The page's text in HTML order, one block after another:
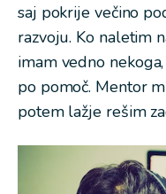
saj pokrije večino
razvoju. Ko naletim
imam vedno
po pomoč. Mentor
potem lažje rešim